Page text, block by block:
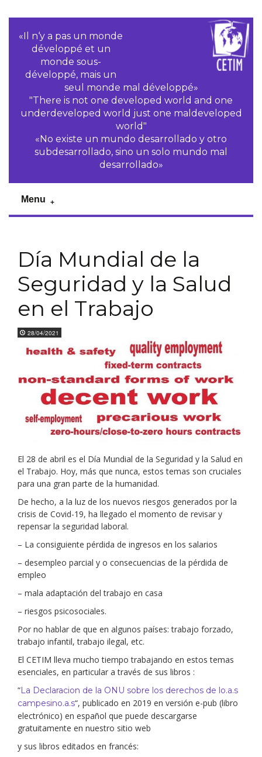
«Il n‘y a pas un monde
développé et un
monde sous-
développé, mais un
seul monde mal développé»
"There is not one developed world and one
underdeveloped world just one maldeveloped
world"
«No existe un mundo desarrollado y otro
subdesarrollado, sino un solo mundo mal
desarrollado»
Menu
Día Mundial de la
Seguridad y la Salud
en el Trabajo
28/04/2021
El 28 de abril es el Día Mundial de la Seguridad y la Salud en
el Trabajo. Hoy, más que nunca, estos temas son cruciales
para una gran parte de la humanidad.
De hecho, a la luz de los nuevos riesgos generados por la
crisis de Covid-19, ha llegado el momento de revisar y
repensar la seguridad laboral.
– La consiguiente pérdida de ingresos en los salarios
– desempleo parcial y o consecuencias de la pérdida de
empleo
– mala adaptación del trabajo en casa
– riesgos psicosociales.
Por no hablar de que en algunos países: trabajo forzado,
trabajo infantil, trabajo ilegal, etc.
El CETIM lleva mucho tiempo trabajando en estos temas
esenciales, en particular a través de sus libros :
“La Declaracion de la ONU sobre los derechos de lo.a.s
campesino.a.s“, publicado en 2019 en versión e-pub (libro
electrónico) en español que puede descargarse
gratuitamente en nuestro sitio web
y sus libros editados en francés: